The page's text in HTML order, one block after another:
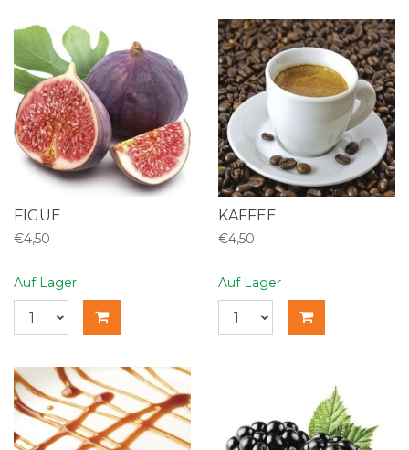
FIGUE
€4,50
Auf Lager
KAFFEE
€4,50
Auf Lager